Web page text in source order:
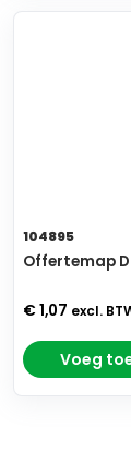
104895
Offertemap
€ 1,07 excl.
Voeg